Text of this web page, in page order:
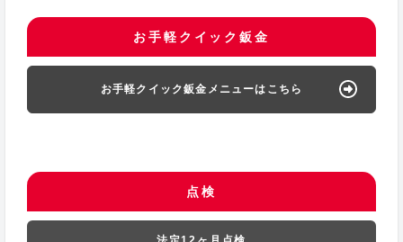
お手軽クイック鈑金
お手軽クイック鈑金メニューはこちら
点検